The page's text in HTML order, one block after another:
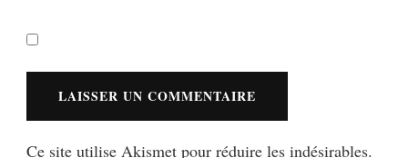
Ce site utilise Akismet pour réduire les indésirables.